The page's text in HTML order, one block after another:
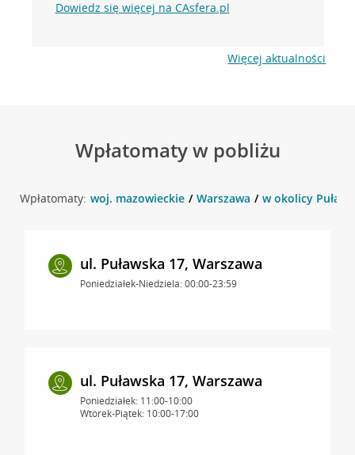
Dowiedz się więcej na CAsfera.pl
Więcej aktualności
Wpłatomaty w pobliżu
Wpłatomaty: woj. mazowieckie Warszawa w okolicy
ul. Puławska 17, Warszawa
Poniedziałek-Niedziela: 00:00-23:59
ul. Puławska 17, Warszawa
Poniedziałek: 11:00-10:00
Wtorek-Piątek: 10:00-17:00